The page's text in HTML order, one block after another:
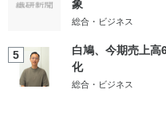
象
総合・ビジネス
5
白鳩、今期売上
化
総合・ビジネス